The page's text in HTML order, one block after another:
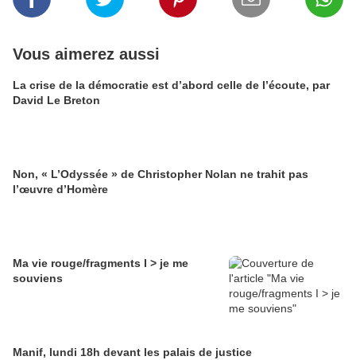
Vous aimerez aussi
La crise de la démocratie est d’abord celle de l’écoute, par
David Le Breton
Non, « L’Odyssée » de Christopher Nolan ne trahit pas
l’œuvre d’Homère
Ma vie rouge/fragments I > je me
souviens
Manif, lundi 18h devant les palais de justice